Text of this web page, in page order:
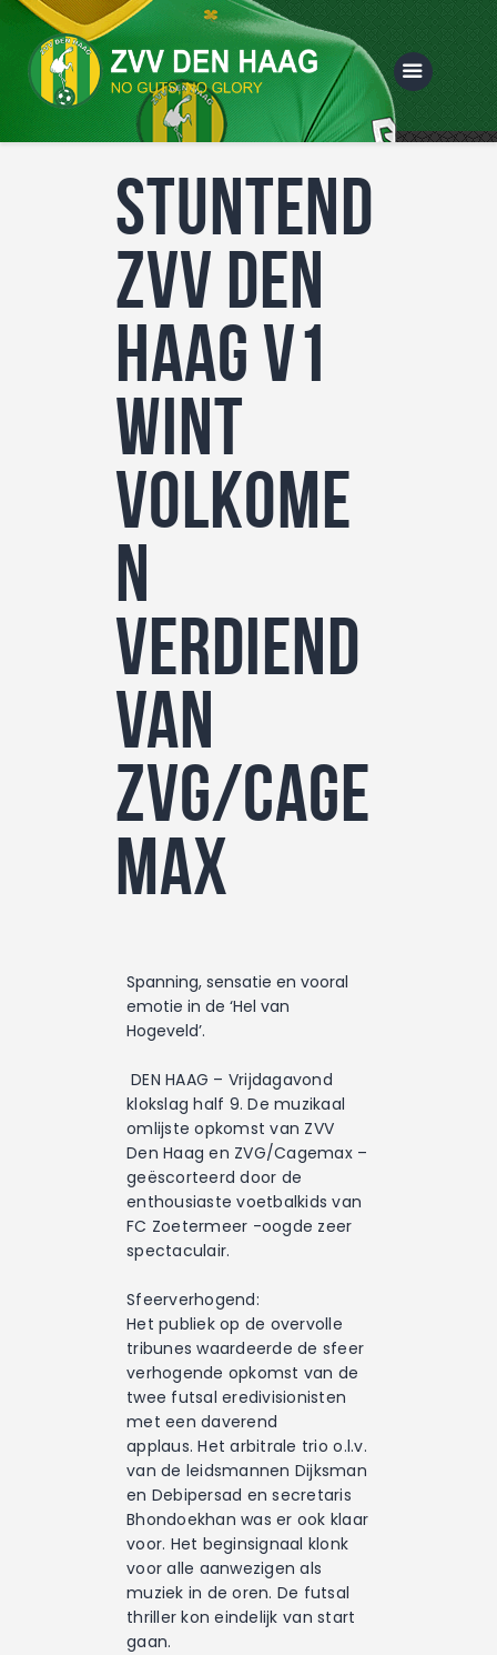
Home
Vereniging
Selecties
Sponsoring
Webshop
Stuntend
ZVV Den
Haag V1
wint
volkome
n
verdiend
van
ZVG/Cage
max
Spanning, sensatie en vooral
emotie in de ‘Hel van
Hogeveld’.
DEN HAAG – Vrijdagavond
klokslag half 9. De muzikaal
omlijste opkomst van ZVV
Den Haag en ZVG/Cagemax –
geëscorteerd door de
enthousiaste voetbalkids van
FC Zoetermeer -oogde zeer
spectaculair.
Sfeerverhogend:
Het publiek op de overvolle
tribunes waardeerde de sfeer
verhogende opkomst van de
twee futsal eredivisionisten
met een daverend
applaus. Het arbitrale trio o.l.v.
van de leidsmannen Dijksman
en Debipersad en secretaris
Bhondoekhan was er ook klaar
voor. Het beginsignaal klonk
voor alle aanwezigen als
muziek in de oren. De futsal
thriller kon eindelijk van start
gaan.